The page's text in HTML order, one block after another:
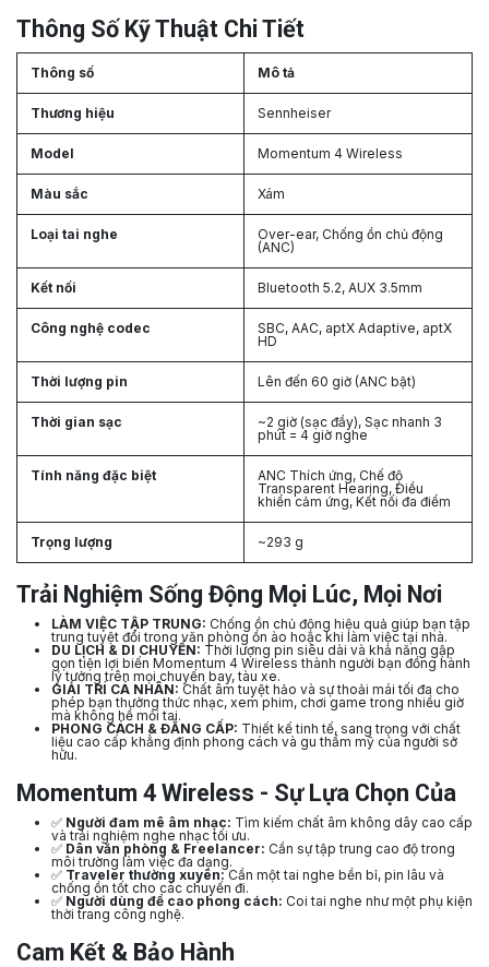
Thông Số Kỹ Thuật Chi Tiết
Thông số Mô tả
Thương hiệu Sennheiser
Model Momentum 4 Wireless
Màu sắc Xám
Loại tai nghe
Over-ear, Chống ồn chủ động
(ANC)
Kết nối Bluetooth 5.2, AUX 3.5mm
Công nghệ codec
SBC, AAC, aptX Adaptive, aptX
HD
Thời lượng pin Lên đến 60 giờ (ANC bật)
Thời gian sạc
~2 giờ (sạc đầy), Sạc nhanh 3
phút = 4 giờ nghe
Tính năng đặc biệt
ANC Thích ứng, Chế độ
Transparent Hearing, Điều
khiển cảm ứng, Kết nối đa điểm
Trọng lượng ~293 g
Trải Nghiệm Sống Động Mọi Lúc, Mọi Nơi
LÀM VIỆC TẬP TRUNG: Chống ồn chủ động hiệu quả giúp bạn tập
trung tuyệt đối trong văn phòng ồn ào hoặc khi làm việc tại nhà.
DU LỊCH & DI CHUYỂN: Thời lượng pin siêu dài và khả năng gập
gọn tiện lợi biến Momentum 4 Wireless thành người bạn đồng hành
lý tưởng trên mọi chuyến bay, tàu xe.
GIẢI TRÍ CÁ NHÂN: Chất âm tuyệt hảo và sự thoải mái tối đa cho
phép bạn thưởng thức nhạc, xem phim, chơi game trong nhiều giờ
mà không hề mỏi tai.
PHONG CÁCH & ĐẲNG CẤP: Thiết kế tinh tế, sang trọng với chất
liệu cao cấp khẳng định phong cách và gu thẩm mỹ của người sở
hữu.
Momentum 4 Wireless - Sự Lựa Chọn Của
✅ Người đam mê âm nhạc: Tìm kiếm chất âm không dây cao cấp
và trải nghiệm nghe nhạc tối ưu.
✅ Dân văn phòng & Freelancer: Cần sự tập trung cao độ trong
môi trường làm việc đa dạng.
✅ Traveler thường xuyên:Cần một tai nghe bền bỉ, pin lâu và
chống ồn tốt cho các chuyến đi.
✅ Người dùng đề cao phong cách: Coi tai nghe như một phụ kiện
thời trang công nghệ.
Cam Kết & Bảo Hành